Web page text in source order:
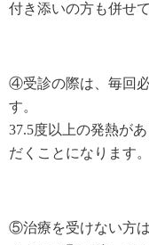
付き添いの方も併せ
④受診の際は、毎回
す。
37.5度以上の発熱が
だくことになります。
⑤治療を受けない方